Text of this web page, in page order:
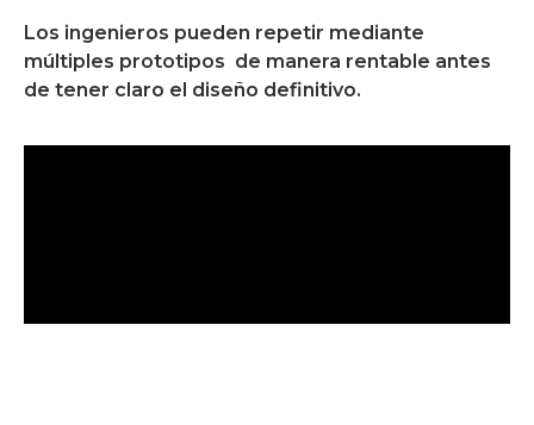
Los ingenieros pueden repetir mediante
múltiples prototipos de manera rentable antes
de tener claro el diseño definitivo.